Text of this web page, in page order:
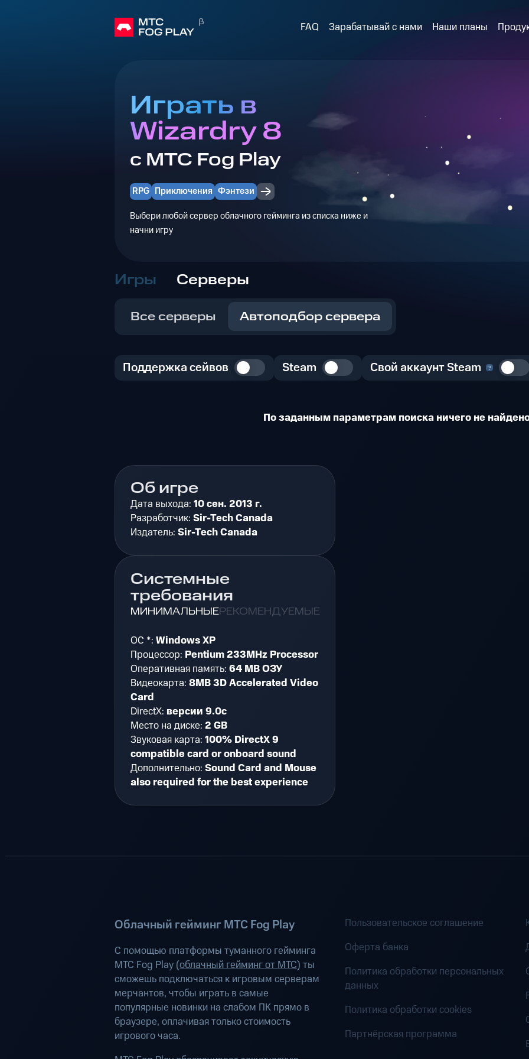
FAQ Зарабатывай с нами Наши планы
Играть в
Wizardry 8
с МТС Fog Play
RPG Приключения Фэнтези
Выбери любой сервер облачного гейминга из списка ниже и
начни игру
Игры Серверы
Все серверы Автоподбор сервера
Поддержка сейвов Steam Свой аккаунт Steam
По заданным параметрам поиска ничего не
Об игре
Дата выхода: 10 сен. 2013 г.
Разработчик: Sir-Tech Canada
Издатель: Sir-Tech Canada
Системные
требования
МИНИМАЛЬНЫЕРЕКОМЕНДУЕМЫЕ
ОС *: Windows XP
Процессор: Pentium 233MHz Processor
Оперативная память: 64 MB ОЗУ
Видеокарта: 8MB 3D Accelerated Video
Card
DirectX: версии 9.0c
Место на диске: 2 GB
Звуковая карта: 100% DirectX 9
compatible card or onboard sound
Дополнительно: Sound Card and Mouse
also required for the best experience
Облачный гейминг МТС Fog Play
С помощью платформы туманного гейминга
МТС Fog Play (облачный гейминг от МТС) ты
сможешь подключаться к игровым серверам
мерчантов, чтобы играть в самые
популярные новинки на слабом ПК прямо в
браузере, оплачивая только стоимость
игрового часа.
Пользовательское соглашение
Оферта банка
Политика обработки персональных
данных
Политика обработки cookies
Партнёрская программа